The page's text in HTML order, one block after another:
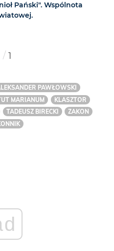
Pański". Wspólnota
/ 1
PAWŁOWSKI
MARIANUM
KLASZTOR
TADEUSZ BIRECKI
ZAKON